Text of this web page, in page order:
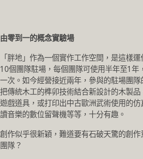
由零到一的概念實驗場
「胖地」作為一個實作工作空間，是這樣
10個團隊駐場，每個團隊可使用半年至1年
一次。如今經營接近兩年，參與的駐場團
把傳統木工的榫卯技術結合新設計的木製
遊戲道具，或打印出中古歐洲武術使用的
讀音樂的數位留聲機等等，十分有趣。
創作似乎很新穎，難道要有石破天驚的創
團隊？